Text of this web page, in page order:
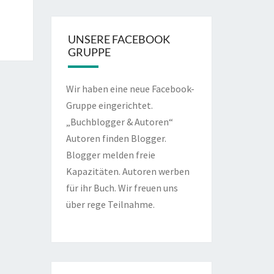
UNSERE FACEBOOK
GRUPPE
Wir haben eine neue Facebook-
Gruppe eingerichtet.
„Buchblogger & Autoren“
Autoren finden Blogger.
Blogger melden freie
Kapazitäten. Autoren werben
für ihr Buch. Wir freuen uns
über rege Teilnahme.